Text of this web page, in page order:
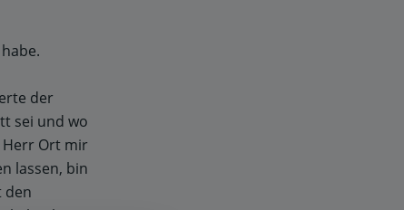
der
sei und wo
Herr Ort mir
lassen, bin
den